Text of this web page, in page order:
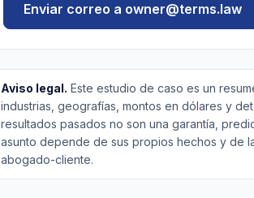
Enviar correo a owner@terms.law
Aviso legal. Este estudio de caso es un
industrias, geografías, montos en dólares y
resultados pasados no son una garantía,
asunto depende de sus propios hechos y de
abogado-cliente.